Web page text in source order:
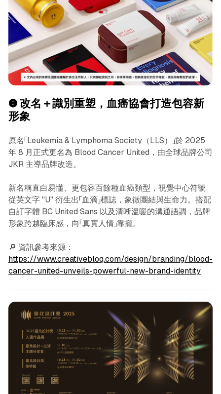
❸ 改名＋識別重塑，血癌協會打造包容新
形象
原名「Leukemia & Lymphoma Society（LLS）」於 2025
年 8 月正式更名為 Blood Cancer United，由全球品牌公司
JKR 主導品牌改造。
新名稱直白易懂、更包容百餘種血癌類型，視覺中心符號
從英文字 "U" 衍生出「血滴」標誌，象徵團結與生命力。搭配
自訂字體 BC United Sans 以及清晰溫暖的溝通語調，品牌
形象跨越臨床感，向「真實人情」靠攏。
🔎 資訊參考來源：
https://www.creativebloq.com/design/branding/blood-
cancer-united-unveils-powerful-new-brand-identity